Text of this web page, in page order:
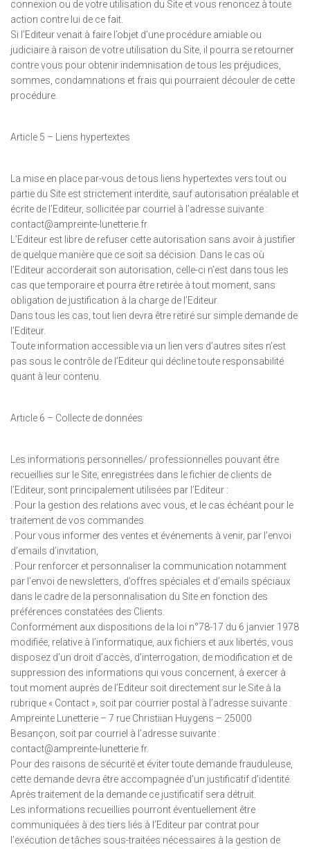
connexion ou de votre utilisation du Site et vous renoncez à toute
action contre lui de ce fait.
Si l’Editeur venait à faire l’objet d’une procédure amiable ou
judiciaire à raison de votre utilisation du Site, il pourra se retourner
contre vous pour obtenir indemnisation de tous les préjudices,
sommes, condamnations et frais qui pourraient découler de cette
procédure.
Article 5 – Liens hypertextes
La mise en place par-vous de tous liens hypertextes vers tout ou
partie du Site est strictement interdite, sauf autorisation préalable et
écrite de l’Editeur, sollicitée par courriel à l’adresse suivante :
contact@ampreinte-lunetterie.fr
L’Editeur est libre de refuser cette autorisation sans avoir à justifier
de quelque manière que ce soit sa décision. Dans le cas où
l’Editeur accorderait son autorisation, celle-ci n’est dans tous les
cas que temporaire et pourra être retirée à tout moment, sans
obligation de justification à la charge de l’Editeur.
Dans tous les cas, tout lien devra être retiré sur simple demande de
l’Editeur.
Toute information accessible via un lien vers d’autres sites n’est
pas sous le contrôle de l’Editeur qui décline toute responsabilité
quant à leur contenu.
Article 6 – Collecte de données
Les informations personnelles/ professionnelles pouvant être
recueillies sur le Site, enregistrées dans le fichier de clients de
l’Editeur, sont principalement utilisées par l’Editeur :
. Pour la gestion des relations avec vous, et le cas échéant pour le
traitement de vos commandes.
. Pour vous informer des ventes et événements à venir, par l’envoi
d’emails d’invitation,
. Pour renforcer et personnaliser la communication notamment
par l’envoi de newsletters, d’offres spéciales et d’emails spéciaux
dans le cadre de la personnalisation du Site en fonction des
préférences constatées des Clients.
Conformément aux dispositions de la loi n°78-17 du 6 janvier 1978
modifiée, relative à l’informatique, aux fichiers et aux libertés, vous
disposez d’un droit d’accès, d’interrogation, de modification et de
suppression des informations qui vous concernent, à exercer à
tout moment auprès de l’Editeur soit directement sur le Site à la
rubrique « Contact », soit par courrier postal à l’adresse suivante :
Ampreinte Lunetterie – 7 rue Christiian Huygens – 25000
Besançon, soit par courriel à l’adresse suivante :
contact@ampreinte-lunetterie.fr.
Pour des raisons de sécurité et éviter toute demande frauduleuse,
cette demande devra être accompagnée d’un justificatif d’identité.
Après traitement de la demande ce justificatif sera détruit.
Les informations recueillies pourront éventuellement être
communiquées à des tiers liés à l’Editeur par contrat pour
l’exécution de tâches sous-traitées nécessaires à la gestion de